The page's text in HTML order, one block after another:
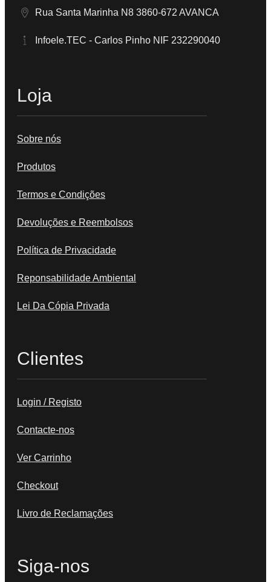
Rua Santa Marinha N8 3860-672 AVANCA
Infoele.TEC - Carlos Pinho NIF 232290040
Loja
Sobre nós
Produtos
Termos e Condições
Devoluções e Reembolsos
Política de Privacidade
Reponsabilidade Ambiental
Lei Da Cópia Privada
Clientes
Login / Registo
Contacte-nos
Ver Carrinho
Checkout
Livro de Reclamações
Siga-nos